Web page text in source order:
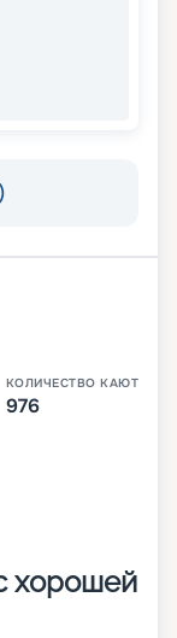
КОЛИЧЕСТВО КАЮТ
976
хорошей